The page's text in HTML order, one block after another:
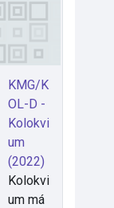
KMG/K
OL-D -
Kolokvi
um
(2022)
Kolokvi
um má